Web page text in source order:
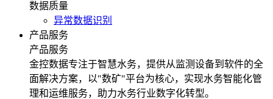
数据质量
异常数据识别
产品服务
产品服务
金控数据专注于智慧水务，提供从监测设备到软件的全
面解决方案，以"数矿"平台为核心，实现水务智能化管
理和运维服务，助力水务行业数字化转型。